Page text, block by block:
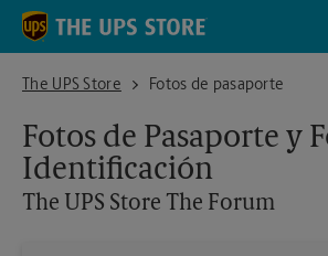
Skip to content
Return to Nav
The UPS Store
The UPS Store The ForumFotos de pasaporte
Fotos de Pasaporte y
Identificación
The UPS Store The Forum